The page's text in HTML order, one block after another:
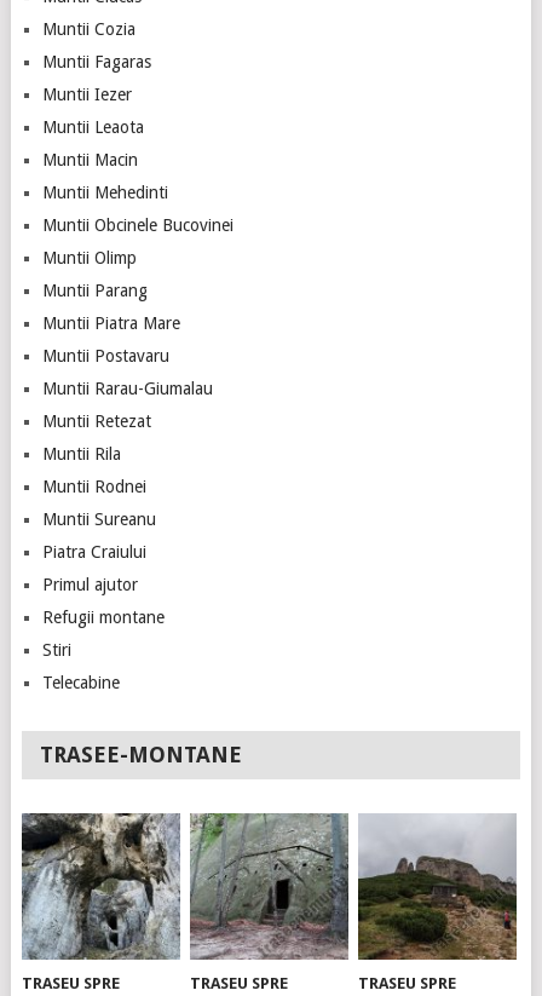
Muntii Cozia
Muntii Fagaras
Muntii Iezer
Muntii Leaota
Muntii Macin
Muntii Mehedinti
Muntii Obcinele Bucovinei
Muntii Olimp
Muntii Parang
Muntii Piatra Mare
Muntii Postavaru
Muntii Rarau-Giumalau
Muntii Retezat
Muntii Rila
Muntii Rodnei
Muntii Sureanu
Piatra Craiului
Primul ajutor
Refugii montane
Stiri
Telecabine
TRASEE-MONTANE
TRASEU SPRE TRASEU SPRE TRASEU SPRE